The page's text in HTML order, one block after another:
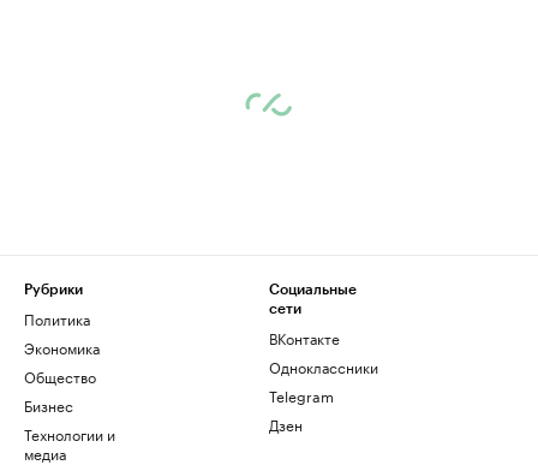
Рубрики
Политика
Экономика
Общество
Бизнес
Технологии и
медиа
Социальные
сети
ВКонтакте
Одноклассники
Telegram
Дзен